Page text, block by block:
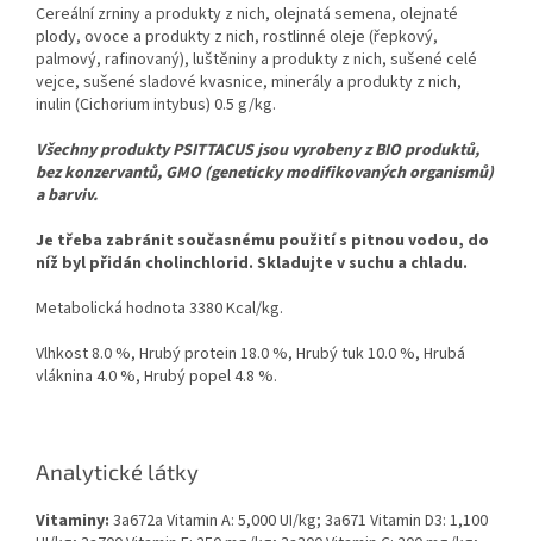
Cereální zrniny a produkty z nich, olejnatá semena, olejnaté
plody, ovoce a produkty z nich, rostlinné oleje (řepkový,
palmový, rafinovaný), luštěniny a produkty z nich, sušené celé
vejce, sušené sladové kvasnice, minerály a produkty z nich,
inulin (Cichorium intybus) 0.5 g/kg.
Všechny produkty PSITTACUS jsou vyrobeny z BIO produktů,
bez konzervantů, GMO (geneticky modifikovaných organismů)
a barviv.
Je třeba zabránit současnému použití s pitnou vodou, do
níž byl přidán cholinchlorid. Skladujte v suchu a chladu.
Metabolická hodnota 3380 Kcal/kg.
Vlhkost 8.0 %, Hrubý protein 18.0 %, Hrubý tuk 10.0 %, Hrubá
vláknina 4.0 %, Hrubý popel 4.8 %.
Analytické látky
Vitaminy: 3a672a Vitamin A: 5,000 UI/kg; 3a671 Vitamin D3: 1,100